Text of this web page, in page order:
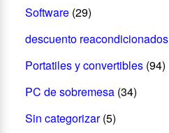
Software (29)
descuento reacondicionados
Portatiles y convertibles (94)
PC de sobremesa (34)
Sin categorizar (5)